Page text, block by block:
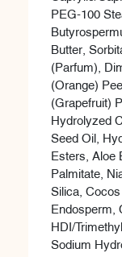
PEG-100
Butter,
(Parfum),
(Orange)
(Grapefruit)
Hydrolyzed
Seed Oil,
Esters, Aloe
Palmitate,
Silica,
Endosperm,
HDI/
Sodium